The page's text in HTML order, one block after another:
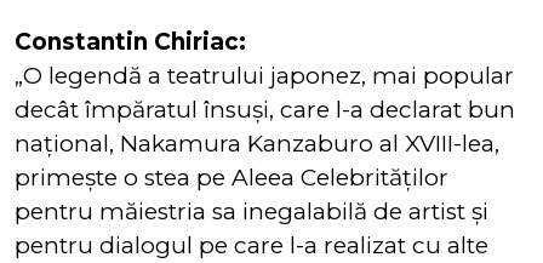
Constantin Chiriac:
„O legendă a teatrului japonez, mai popular
decât împăratul însuşi, care l-a declarat bun
naţional, Nakamura Kanzaburo al XVIII-lea,
primeşte o stea pe Aleea Celebrităţilor
pentru măiestria sa inegalabilă de artist şi
pentru dialogul pe care l-a realizat cu alte